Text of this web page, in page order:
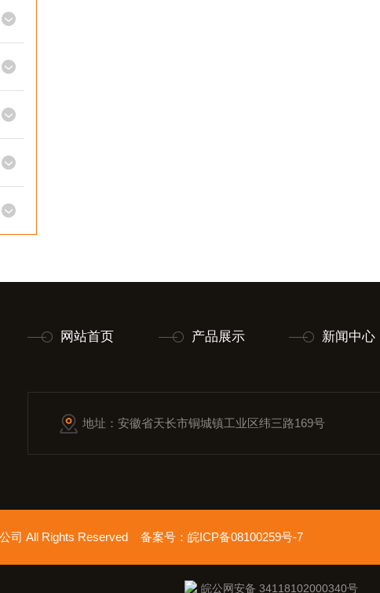
网站首页 产品展示 新闻中心
地址：安徽省天长市铜城镇工业区纬三路169号
司 All Rights Reserved 备案号： 皖ICP备08100259号-7
皖公网安备 34118102000340号